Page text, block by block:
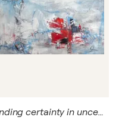
Finding certainty in uncertainty VI